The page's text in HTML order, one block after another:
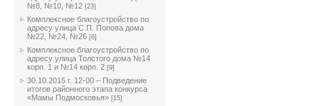
№8, №10, №12 [23]
Комплексное благоустройство по
адресу улица С.П. Попова дома
№22, №24, №26 [6]
Комплексное благоустройство по
адресу улица Толстого дома №14
корп. 1 и №14 корп. 2 [9]
30.10.2015 г. 12-00 – Подведение
итогов районного этапа конкурса
«Мамы Подмосковья» [15]